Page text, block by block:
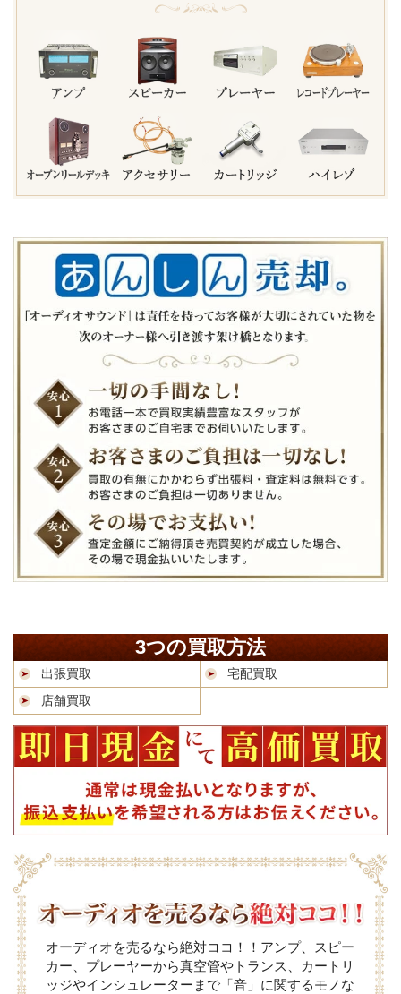
3つの買取方法
出張買取
宅配買取
店舗買取
オーディオを売るなら絶対ココ！！アンプ、スピー
カー、プレーヤーから真空管やトランス、カートリ
ッジやインシュレーターまで「音」に関するモノな